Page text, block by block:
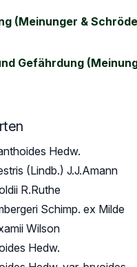
(Meinunger &
Gefährdung
Hedw.
(Lindb.) J.J.Amann
R.Ruthe
Schimp. ex Milde
Wilson
Hedw.